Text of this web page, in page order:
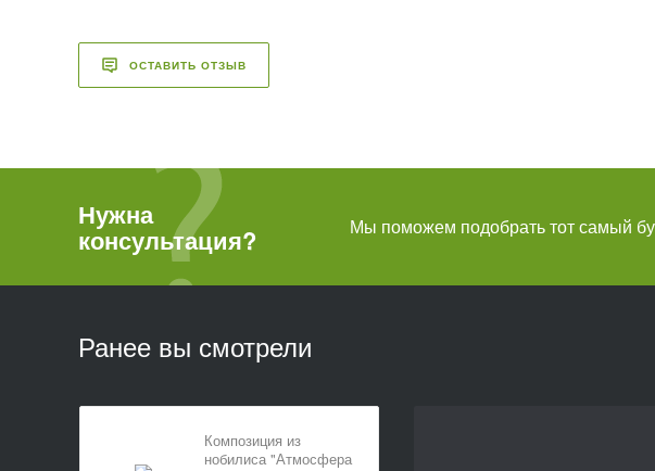
ОСТАВИТЬ ОТЗЫВ
Нужна
консультация? Мы поможем подобрать тот самый
Ранее вы смотрели
Композиция из
нобилиса "Атмосфера